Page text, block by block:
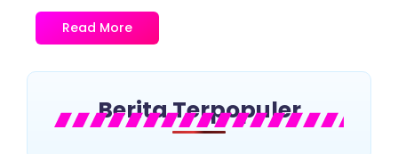
Read More
Berita Terpopuler